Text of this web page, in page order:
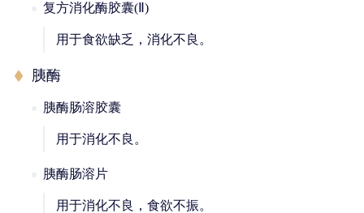
复方消化酶胶囊(Ⅱ)
用于食欲缺乏，消化不良。
胰酶
胰酶肠溶胶囊
用于消化不良。
胰酶肠溶片
用于消化不良，食欲不振。